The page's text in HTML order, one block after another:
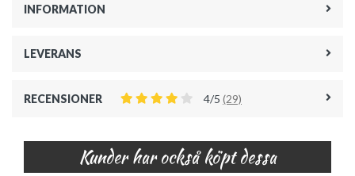
INFORMATION
LEVERANS
RECENSIONER 4/5 (29)
Kunder har också köpt dessa